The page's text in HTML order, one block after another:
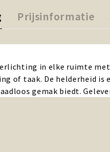
Prijsinformatie
in elke ruimte
of taak. De helderheid is
gemak biedt.